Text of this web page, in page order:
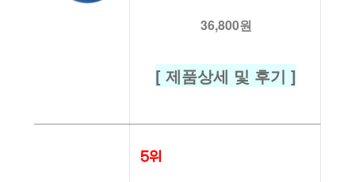
36,800원
[ 제품상세 및 후기 ]
5위